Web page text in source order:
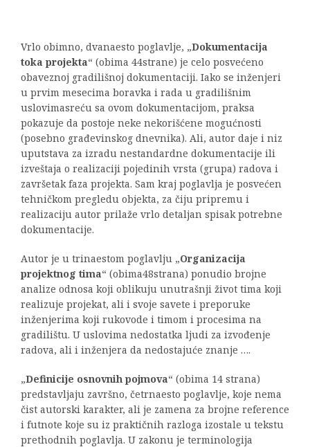
Vrlo obimno, dvanaesto poglavlje, „Dokumentacija
toka projekta“ (obima 44strane) je celo posvećeno
obaveznoj gradilišnoj dokumentaciji. Iako se inženjeri
u prvim mesecima boravka i rada u gradilišnim
uslovimasreću sa ovom dokumentacijom, praksa
pokazuje da postoje neke nekorišćene mogućnosti
(posebno građevinskog dnevnika). Ali, autor daje i niz
uputstava za izradu nestandardne dokumentacije ili
izveštaja o realizaciji pojedinih vrsta (grupa) radova i
završetak faza projekta. Sam kraj poglavlja je posvećen
tehničkom pregledu objekta, za čiju pripremu i
realizaciju autor prilaže vrlo detaljan spisak potrebne
dokumentacije.
Autor je u trinaestom poglavlju „Organizacija
projektnog tima“ (obima48strana) ponudio brojne
analize odnosa koji oblikuju unutrašnji život tima koji
realizuje projekat, ali i svoje savete i preporuke
inženjerima koji rukovode i timom i procesima na
gradilištu. U uslovima nedostatka ljudi za izvođenje
radova, ali i inženjera da nedostajuće znanje ….
„Definicije osnovnih pojmova“ (obima 14 strana)
predstavljaju završno, četrnaesto poglavlje, koje nema
čist autorski karakter, ali je zamena za brojne reference
i futnote koje su iz praktičnih razloga izostale u tekstu
prethodnih poglavlja. U zakonu je terminologija